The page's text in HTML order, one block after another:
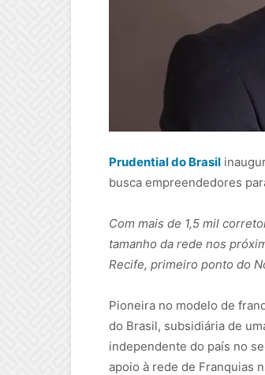
Prudential do Brasil
busca empreendedores
Com mais de 1,5 mil
tamanho da rede nos
Recife, primeiro ponto do
Pioneira no modelo de
do Brasil, subsidiária de
independente do país no
apoio à rede de Franquias